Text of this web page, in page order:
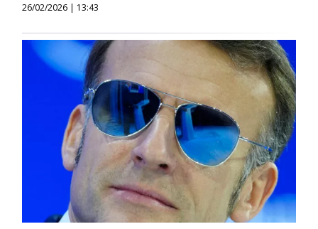
26/02/2026 | 13:43